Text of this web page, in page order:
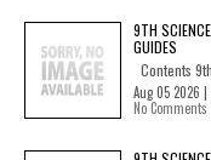
9TH
GUIDES
Contents
Aug 05 2026 |
No Comments